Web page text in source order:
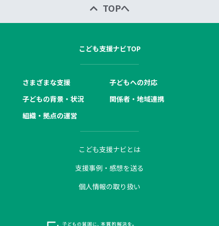
TOPへ
こども支援ナビTOP
さまざまな支援
子どもへの対応
子どもの背景・状況
関係者・地域連携
組織・拠点の運営
こども支援ナビとは
支援事例・感想を送る
個人情報の取り扱い